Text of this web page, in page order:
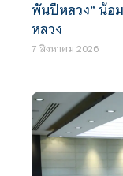
พันปีหลวง” น้อ
หลวง
7 สิงหาคม 2026